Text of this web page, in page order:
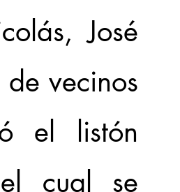
José
vecinos
el listón
cual se